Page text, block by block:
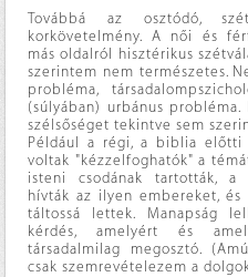
Továbbá az osztódó,
korkövetelmény. A női és
más oldalról hisztérikus
szerintem nem természetes.
probléma,
(súlyában) urbánus
szélsőséget tekintve sem
Például a régi, a biblia előtti
voltak "kézzelfoghatók" a
isteni csodának tartották, a
hívták az ilyen embereket,
táltossá lettek. Manapság
kérdés, amelyért és
társadalmilag megosztó.
csak szemrevételezem a